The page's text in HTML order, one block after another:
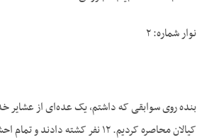
نوار شماره: ۲
بنده روی سوابقی که داشتم، یک عده‌ای از عشایر
کیالان محاصره کردیم. ۱۲